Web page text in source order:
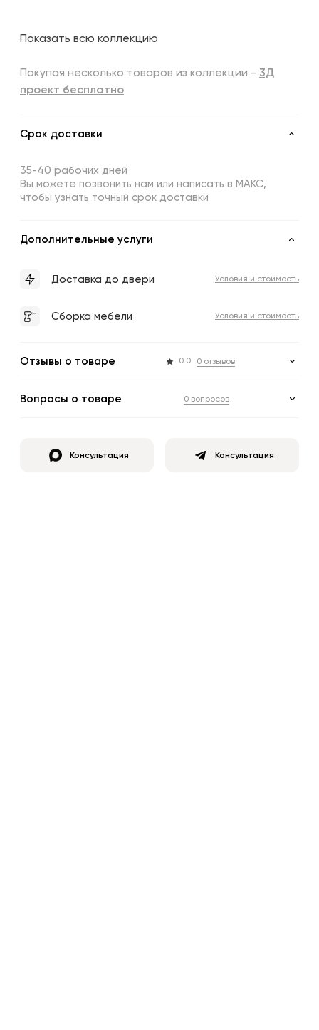
Показать всю коллекцию
Покупая несколько товаров из коллекции - 3Д
проект бесплатно
Срок доставки
35-40 рабочих дней
Вы можете позвонить нам или написать в МАКС,
чтобы узнать точный срок доставки
Дополнительные услуги
Доставка до двери Условия и стоимость
Сборка мебели Условия и стоимость
Отзывы о товаре 0.0 0 отзывов
Вопросы о товаре 0 вопросов
Консультация Консультация